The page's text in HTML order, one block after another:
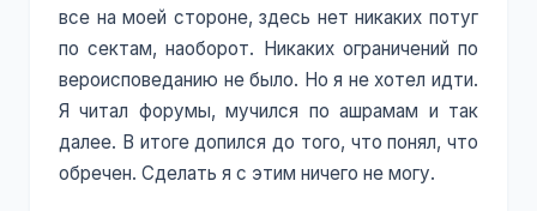
все на моей стороне, здесь нет никаких потуг
по сектам, наоборот. Никаких ограничений по
вероисповеданию не было. Но я не хотел идти.
Я читал форумы, мучился по ашрамам и так
далее. В итоге допился до того, что понял, что
обречен. Сделать я с этим ничего не могу.